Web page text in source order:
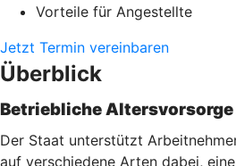
Vorteile für Angestellte
Jetzt Termin vereinbaren
Überblick
Betriebliche
Der Staat unterstützt
auf verschiedene Arten dabei,